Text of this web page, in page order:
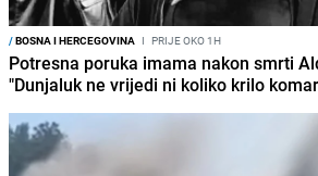
/BOSNA I HERCEGOVINA I PRIJE OKO 1H
Potresna poruka imama nakon smrti
"Dunjaluk ne vrijedi ni koliko krilo